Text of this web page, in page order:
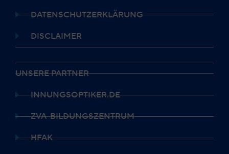
DATENSCHUTZERKLÄRUNG
DISCLAIMER
UNSERE PARTNER
INNUNGSOPTIKER.DE
ZVA-BILDUNGSZENTRUM
HFAK